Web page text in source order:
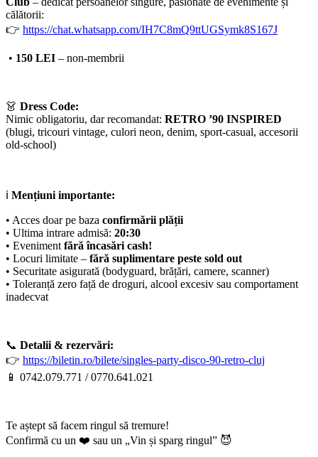
călătorii:
👉 https://chat.whatsapp.com/IH7C8mQ9ttUGSymk8S167J
• 150 LEI – non-membrii
👗 Dress Code:
Nimic obligatoriu, dar recomandat: RETRO ’90 INSPIRED
(blugi, tricouri vintage, culori neon, denim, sport-casual, accesorii
old-school)
ℹ️ Mențiuni importante:
• Acces doar pe baza confirmării plății
• Ultima intrare admisă: 20:30
• Evenimentfără încasări cash!
• Locuri limitate – fără suplimentare peste sold out
• Securitate asigurată (bodyguard, brățări, camere, scanner)
• Toleranță zero față de droguri, alcool excesiv sau comportament
inadecvat
📞 Detalii & rezervări:
👉 https://biletin.ro/bilete/singles-party-disco-90-retro-cluj
📱 0742.079.771 / 0770.641.021
Te aștept să facem ringul să tremure!
Confirmă cu un ❤️ sau un „Vin și sparg ringul” 😈